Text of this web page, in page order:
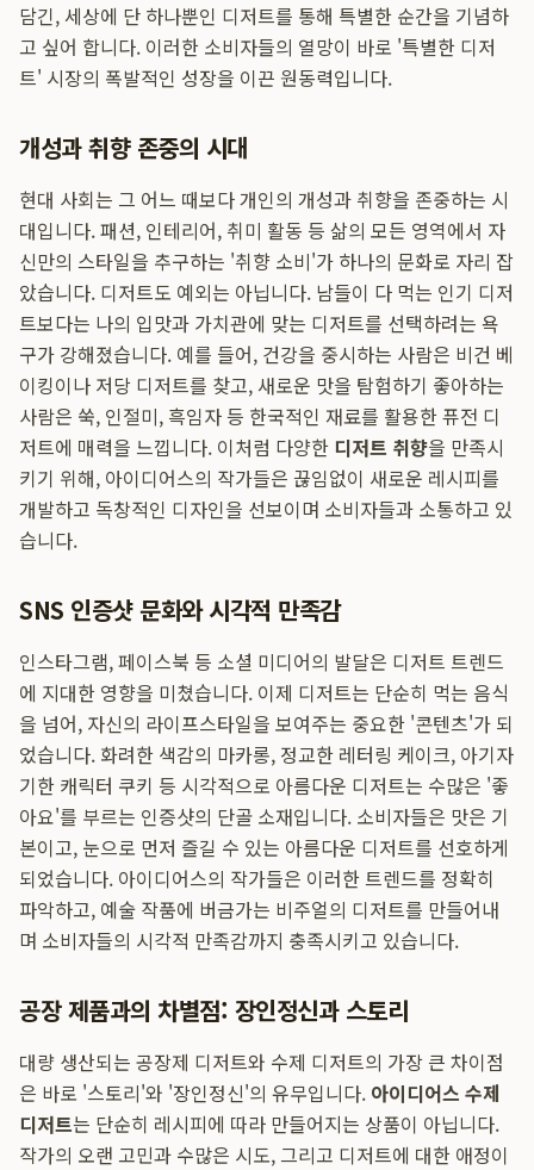
담긴, 세상에 단 하나뿐인 디저트를 통해 특별한 순간을 기념하
고 싶어 합니다. 이러한 소비자들의 열망이 바로 '특별한 디저
트' 시장의 폭발적인 성장을 이끈 원동력입니다.
개성과 취향 존중의 시대
현대 사회는 그 어느 때보다 개인의 개성과 취향을 존중하는 시
대입니다. 패션, 인테리어, 취미 활동 등 삶의 모든 영역에서 자
신만의 스타일을 추구하는 '취향 소비'가 하나의 문화로 자리 잡
았습니다. 디저트도 예외는 아닙니다. 남들이 다 먹는 인기 디저
트보다는 나의 입맛과 가치관에 맞는 디저트를 선택하려는 욕
구가 강해졌습니다. 예를 들어, 건강을 중시하는 사람은 비건 베
이킹이나 저당 디저트를 찾고, 새로운 맛을 탐험하기 좋아하는
사람은 쑥, 인절미, 흑임자 등 한국적인 재료를 활용한 퓨전 디
저트에 매력을 느낍니다. 이처럼 다양한 디저트 취향을 만족시
키기 위해, 아이디어스의 작가들은 끊임없이 새로운 레시피를
개발하고 독창적인 디자인을 선보이며 소비자들과 소통하고 있
습니다.
SNS 인증샷 문화와 시각적 만족감
인스타그램, 페이스북 등 소셜 미디어의 발달은 디저트 트렌드
에 지대한 영향을 미쳤습니다. 이제 디저트는 단순히 먹는 음식
을 넘어, 자신의 라이프스타일을 보여주는 중요한 '콘텐츠'가 되
었습니다. 화려한 색감의 마카롱, 정교한 레터링 케이크, 아기자
기한 캐릭터 쿠키 등 시각적으로 아름다운 디저트는 수많은 '좋
아요'를 부르는 인증샷의 단골 소재입니다. 소비자들은 맛은 기
본이고, 눈으로 먼저 즐길 수 있는 아름다운 디저트를 선호하게
되었습니다. 아이디어스의 작가들은 이러한 트렌드를 정확히
파악하고, 예술 작품에 버금가는 비주얼의 디저트를 만들어내
며 소비자들의 시각적 만족감까지 충족시키고 있습니다.
공장 제품과의 차별점: 장인정신과 스토리
대량 생산되는 공장제 디저트와 수제 디저트의 가장 큰 차이점
은 바로 '스토리'와 '장인정신'의 유무입니다. 아이디어스 수제
디저트는 단순히 레시피에 따라 만들어지는 상품이 아닙니다.
작가의 오랜 고민과 수많은 시도, 그리고 디저트에 대한 애정이